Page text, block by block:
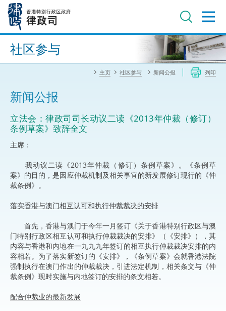
内
进阶搜寻
社区参与
主页 社区参与 新闻公报 列印
新闻公报
立法会：律政司司长动议二读《2013年仲裁（修订）
条例草案》致辞全文
主席：
我动议二读《2013年仲裁（修订）条例草案》。《条例草
案》的目的，是因应仲裁机制及相关事宜的新发展修订现行的《仲
裁条例》。
落实香港与澳门相互认可和执行仲裁裁决的安排
首先，香港与澳门于今年一月签订《关于香港特别行政区与澳
门特别行政区相互认可和执行仲裁裁决的安排》（《安排》），其
内容与香港和内地在一九九九年签订的相互执行仲裁裁决安排的内
容相若。为了落实新签订的《安排》，《条例草案》会就香港法院
强制执行在澳门作出的仲裁裁决，引进法定机制，相关条文与《仲
裁条例》现时实施与内地签订的安排的条文相若。
配合仲裁业的最新发展